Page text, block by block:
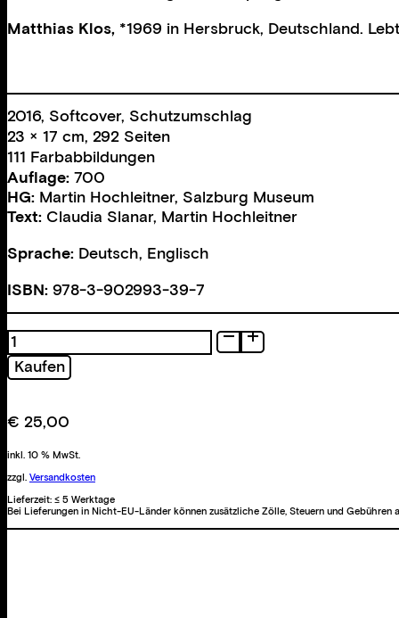
Matthias Klos, *1969 in Hersbruck, Deutschland.
2016, Softcover, Schutzumschlag
23 × 17 cm, 292 Seiten
111 Farbabbildungen
Auflage: 700
HG: Martin Hochleitner, Salzburg Museum
Text: Claudia Slanar, Martin Hochleitner
Sprache: Deutsch, Englisch
ISBN: 978-3-902993-39-7
Panoramarand
Menge
Kaufen
€ 25,00
inkl. 10 % MwSt.
zzgl. Versandkosten
Lieferzeit: ≤ 5 Werktage
Bei Lieferungen in Nicht-EU-Länder können zusätzliche Zölle, Steuern und Gebühren